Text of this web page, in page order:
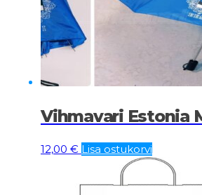
Vihmavari Estonia
12,00 € Lisa ostukorvi